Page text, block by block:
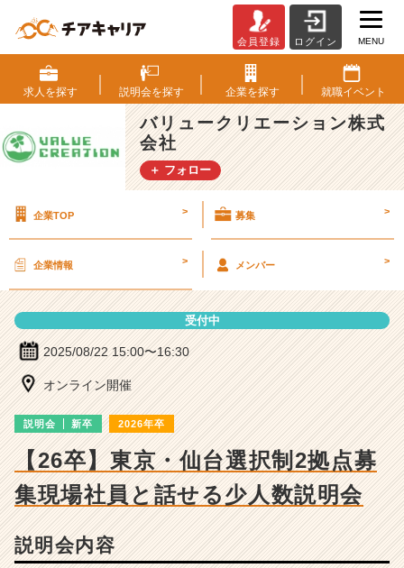
リ
ュ
ー
ク
リ
エ
ー
ン
会
社
の
説
細
ベ
ン
チ
成
会員登録 ログイン MENU
求人を探す 説明会を探す 企業を探す 就職イベント
バリュークリエーション株式
会社
＋ フォロー
企業TOP > 募集 >
企業情報 > メンバー >
受付中
2025/08/22 15:00〜16:30
オンライン開催
説明会 新卒 2026年卒
【26卒】東京・仙台選択制2拠点募
集現場社員と話せる少人数説明会
説明会内容